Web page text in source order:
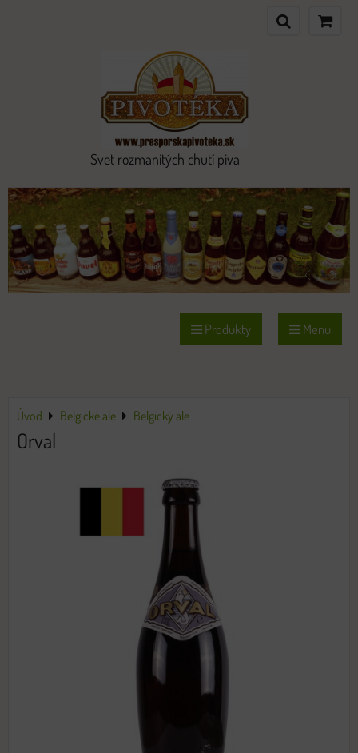
Svet rozmanitých chutí piva
Produkty Menu
Úvod Belgické ale Belgický ale
Orval